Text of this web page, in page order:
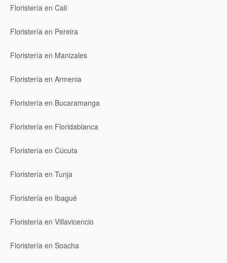
Floristería en Cali
Floristería en Pereira
Floristería en Manizales
Floristería en Armenia
Floristería en Bucaramanga
Floristería en Floridablanca
Floristería en Cúcuta
Floristería en Tunja
Floristería en Ibagué
Floristería en Villavicencio
Floristería en Soacha